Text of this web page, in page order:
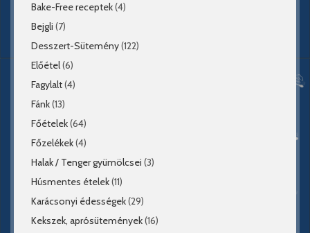
Bake-Free receptek(4)
Bejgli (7)
Desszert-Sütemény(122)
Előétel(6)
Fagylalt(4)
Fánk(13)
Főételek(64)
Főzelékek(4)
Halak / Tenger gyümölcsei (3)
Húsmentes ételek(11)
Karácsonyi édességek(29)
Kekszek, aprósütemények(16)